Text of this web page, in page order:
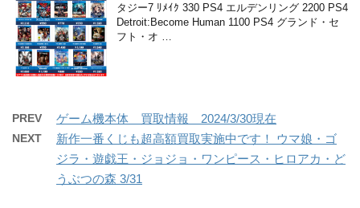
タジー7 ﾘﾒｲｸ 330 PS4 エルデンリング 2200 PS4
Detroit:Become Human 1100 PS4 グランド・セ
フト・オ …
PREV ゲーム機本体 買取情報 2024/3/30現在
NEXT
新作一番くじも超高額買取実施中です！ ウマ娘・ゴ
ジラ・遊戯王・ジョジョ・ワンピース・ヒロアカ・ど
うぶつの森 3/31